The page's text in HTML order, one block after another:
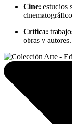
Cine: estudios
Crítica:
obras y autores.